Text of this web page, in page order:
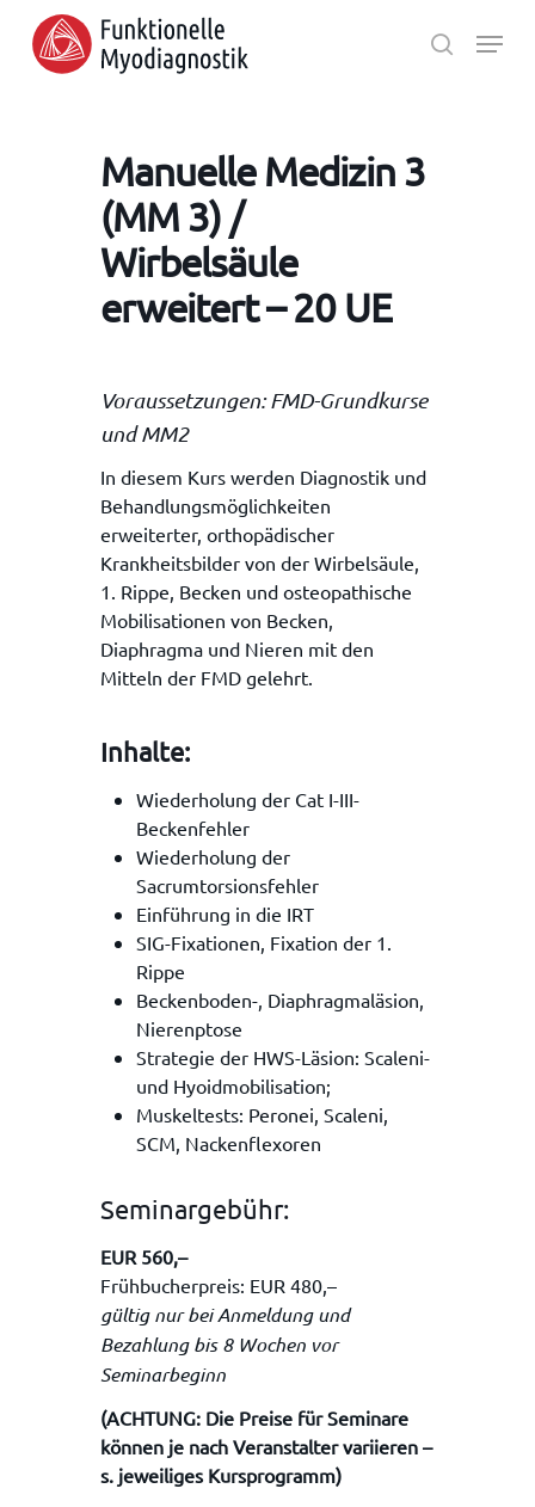
main
search
Menu
Manuelle Medizin 3
(MM 3) /
Wirbelsäule
erweitert – 20 UE
Voraussetzungen: FMD-Grundkurse
und MM2
In diesem Kurs werden Diagnostik und
Behandlungsmöglichkeiten
erweiterter, orthopädischer
Krankheitsbilder von der Wirbelsäule,
1. Rippe, Becken und osteopathische
Mobilisationen von Becken,
Diaphragma und Nieren mit den
Mitteln der FMD gelehrt.
Inhalte:
Wiederholung der Cat I-III-
Beckenfehler
Wiederholung der
Sacrumtorsionsfehler
Einführung in die IRT
SIG-Fixationen, Fixation der 1.
Rippe
Beckenboden-, Diaphragmaläsion,
Nierenptose
Strategie der HWS-Läsion: Scaleni-
und Hyoidmobilisation;
Muskeltests: Peronei, Scaleni,
SCM, Nackenflexoren
Seminargebühr:
EUR 560,–
Frühbucherpreis: EUR 480,–
gültig nur bei Anmeldung und
Bezahlung bis 8 Wochen vor
Seminarbeginn
(ACHTUNG: Die Preise für Seminare
können je nach Veranstalter variieren –
s. jeweiliges Kursprogramm)